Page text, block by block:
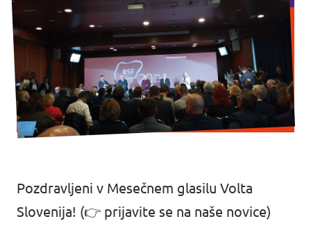
Podprite nas
Pridruži se stranki!
Kontakt
Pozdravljeni v Mesečnem glasilu Volta
Slovenija! (👉 prijavite se na naše novice)